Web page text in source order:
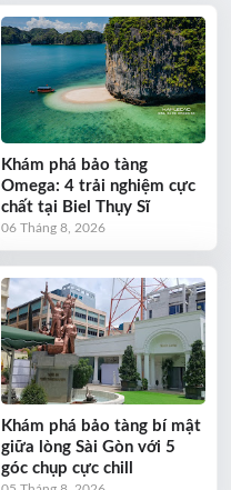
Khám phá bảo tàng
Omega: 4 trải nghiệm cực
chất tại Biel Thụy Sĩ
06 Tháng 8, 2026
Khám phá bảo tàng bí mật
giữa lòng Sài Gòn với 5
góc chụp cực chill